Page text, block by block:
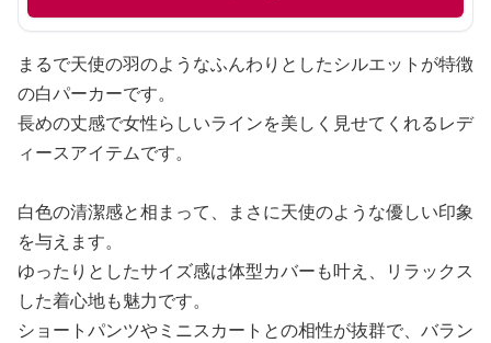
まるで天使の羽のようなふんわりとしたシルエットが特徴
の白パーカーです。
長めの丈感で女性らしいラインを美しく見せてくれるレデ
ィースアイテムです。
白色の清潔感と相まって、まさに天使のような優しい印象
を与えます。
ゆったりとしたサイズ感は体型カバーも叶え、リラックス
した着心地も魅力です。
ショートパンツやミニスカートとの相性が抜群で、バラン